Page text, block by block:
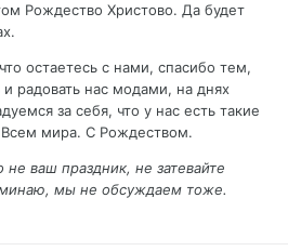
Рождество Христово. Да будет
остаетесь с нами, спасибо тем,
радовать нас модами, на днях
за себя, что у нас есть такие
мира. С Рождеством.
не ваш праздник, не затевайте
мы не обсуждаем тоже.